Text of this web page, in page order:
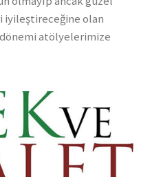
iyileştireceğine olan
dönemi atölyelerimize